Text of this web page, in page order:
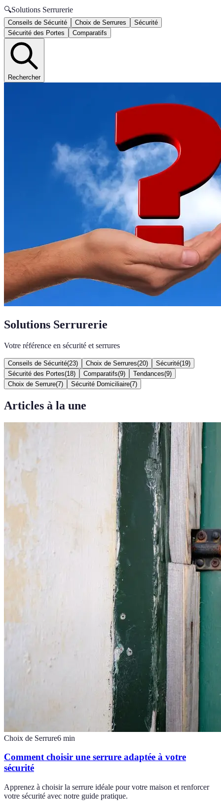
🔍Solutions Serrurerie
Conseils de Sécurité Choix de Serrures
Sécurité
Sécurité des Portes
Comparatifs
Rechercher
Solutions Serrurerie
Votre référence en sécurité et serrures
Conseils de Sécurité(23) Choix de Serrures(20) Sécurité(19)
Sécurité des Portes(18) Comparatifs(9) Tendances(9)
Choix de Serrure(7) Sécurité Domiciliaire(7)
Articles à la une
Choix de Serrure6 min
Comment choisir une serrure adaptée à votre
sécurité
Apprenez à choisir la serrure idéale pour votre maison et renforcer
votre sécurité avec notre guide pratique.